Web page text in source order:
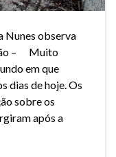
Nunes observa
– Muito
em que
dias de hoje. Os
sobre os
após a